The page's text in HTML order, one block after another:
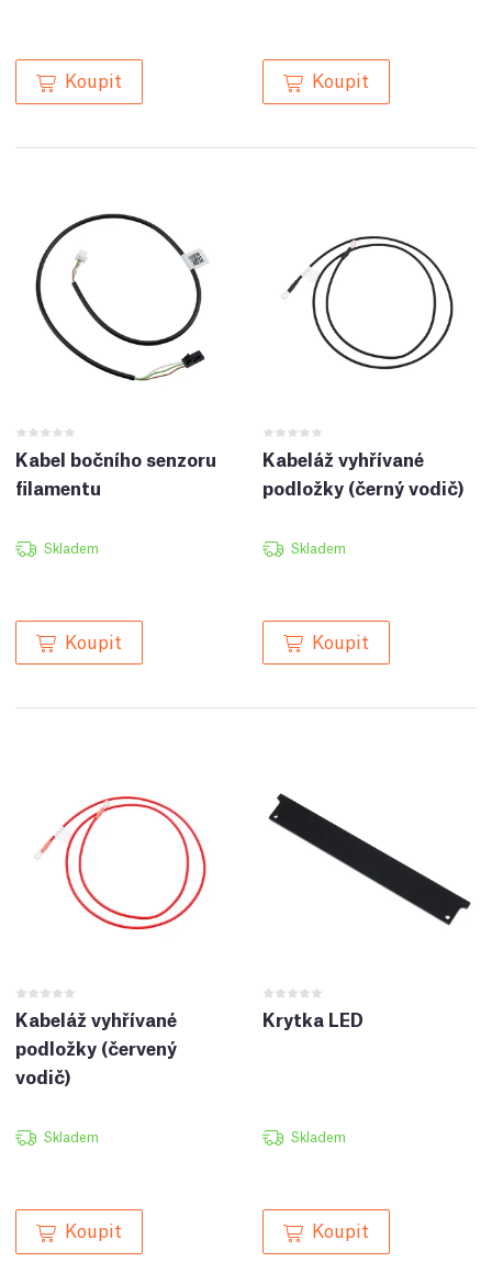
Koupit Koupit
Kabel bočního senzoru
filamentu
Skladem
Koupit
Kabeláž vyhřívané
podložky (černý vodič)
Skladem
Koupit
Kabeláž vyhřívané
podložky (červený
vodič)
Skladem
Koupit
Krytka LED
Skladem
Koupit